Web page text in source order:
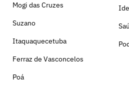
Mogi das Cruzes
Suzano
Itaquaquecetuba
Ferraz de Vasconcelos
Poá